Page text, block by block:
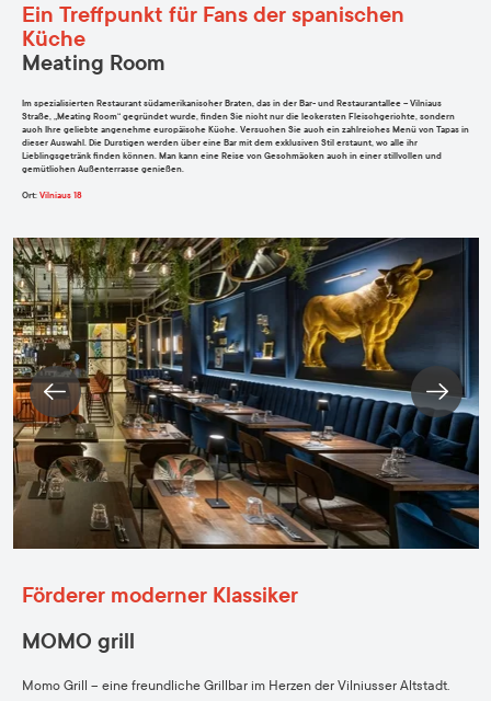
Ein Treffpunkt für Fans der spanischen
Küche
Meating Room
Im spezialisierten Restaurant südamerikanischer Braten, das in der Bar- und Restaurantallee – Vilniaus
Straße, „Meating Room“ gegründet wurde, finden Sie nicht nur die leckersten Fleischgerichte, sondern
auch Ihre geliebte angenehme europäische Küche. Versuchen Sie auch ein zahlreiches Menü von Tapas in
dieser Auswahl. Die Durstigen werden über eine Bar mit dem exklusiven Stil erstaunt, wo alle ihr
Lieblingsgetränk finden können. Man kann eine Reise von Geschmäcken auch in einer stillvollen und
gemütlichen Außenterrasse genießen.
Ort: Vilniaus 18
Förderer moderner Klassiker
MOMO grill
Momo Grill – eine freundliche Grillbar im Herzen der Vilniusser Altstadt.